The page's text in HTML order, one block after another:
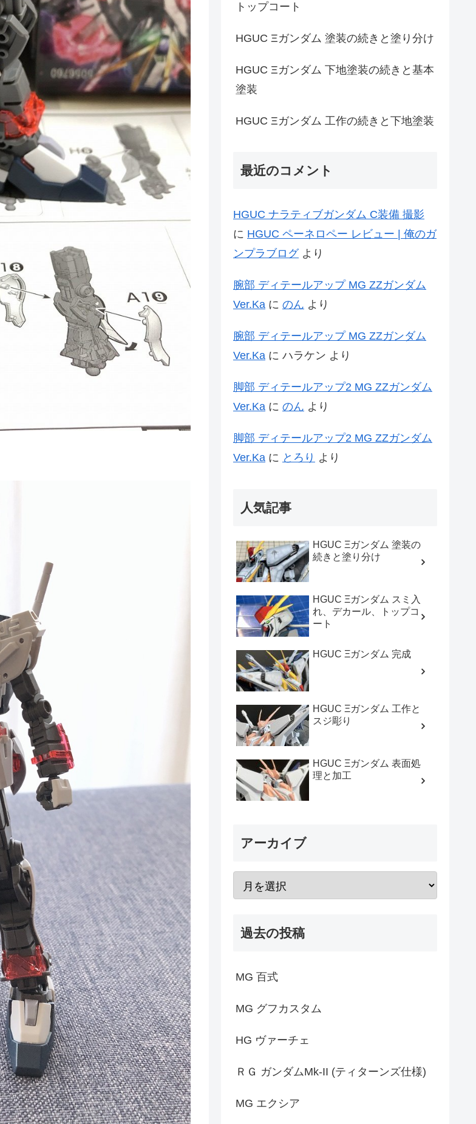
トップコート
HGUC Ξガンダム 塗装の続きと塗り分け
HGUC Ξガンダム 下地塗装の続きと基本
塗装
HGUC Ξガンダム 工作の続きと下地塗装
最近のコメント
HGUC ナラティブガンダム C装備 撮影
に HGUC ペーネロペー レビュー | 俺のガ
ンプラブログより
腕部 ディテールアップ MG ZZガンダム
Ver.Ka に のん より
腕部 ディテールアップ MG ZZガンダム
Ver.Ka に ハラケン より
脚部 ディテールアップ2 MG ZZガンダム
Ver.Ka に のん より
脚部 ディテールアップ2 MG ZZガンダム
Ver.Ka に とろり より
人気記事
HGUC Ξガンダム 塗装の
続きと塗り分け
HGUC Ξガンダム スミ入
れ、デカール、トップコ
ート
HGUC Ξガンダム 完成
HGUC Ξガンダム 工作と
スジ彫り
HGUC Ξガンダム 表面処
理と加工
アーカイブ
過去の投稿
MG 百式
MG グフカスタム
HG ヴァーチェ
ＲＧ ガンダムMk-II (ティターンズ仕様)
MG エクシア